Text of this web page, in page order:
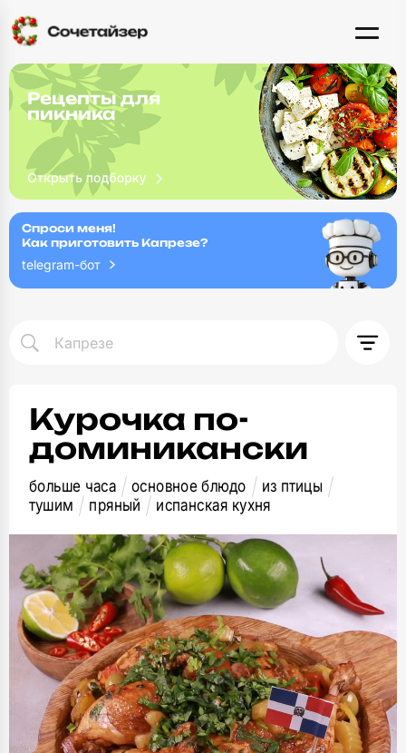
Рецепты для
пикника
Спроси меня!
Как приготовить Капрезе?
telegram-бот
Курочка по-
доминикански
больше часа основное блюдо
из птицы
тушим
пряный испанская кухня